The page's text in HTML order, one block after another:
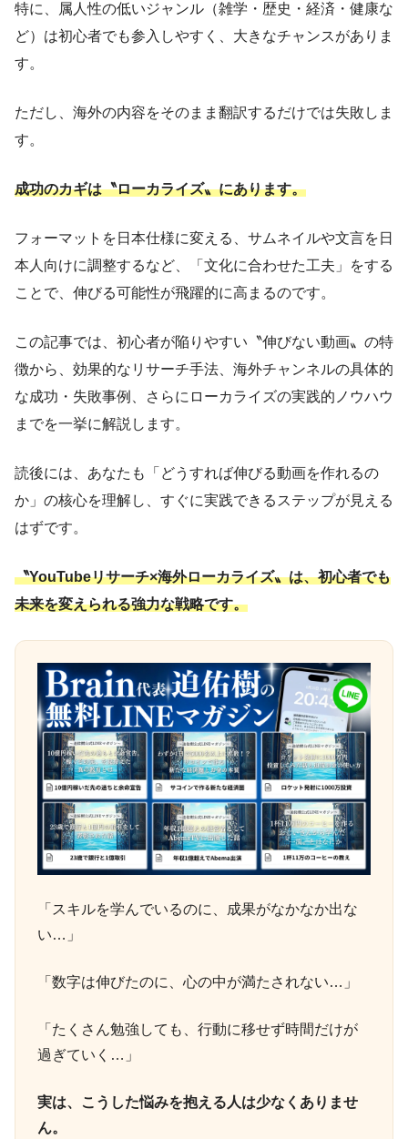
特に、属人性の低いジャンル（雑学・歴史・経済・健康な
ど）は初心者でも参入しやすく、大きなチャンスがありま
す。
ただし、海外の内容をそのまま翻訳するだけでは失敗しま
す。
成功のカギは〝ローカライズ〟にあります。
フォーマットを日本仕様に変える、サムネイルや文言を日
本人向けに調整するなど、「文化に合わせた工夫」をする
ことで、伸びる可能性が飛躍的に高まるのです。
この記事では、初心者が陥りやすい〝伸びない動画〟の特
徴から、効果的なリサーチ手法、海外チャンネルの具体的
な成功・失敗事例、さらにローカライズの実践的ノウハウ
までを一挙に解説します。
読後には、あなたも「どうすれば伸びる動画を作れるの
か」の核心を理解し、すぐに実践できるステップが見える
はずです。
〝YouTubeリサーチ×海外ローカライズ〟は、初心者でも
未来を変えられる強力な戦略です。
「スキルを学んでいるのに、成果がなかなか出な
い…」
「数字は伸びたのに、心の中が満たされない…」
「たくさん勉強しても、行動に移せず時間だけが
過ぎていく…」
実は、こうした悩みを抱える人は少なくありませ
ん。